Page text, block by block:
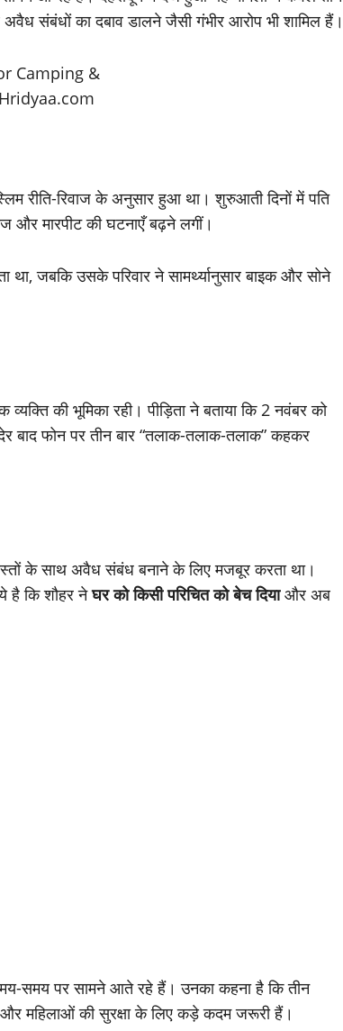
संबंधों का दबाव डालने जैसी गंभीर आरोप भी शामिल हैं।
रीति-रिवाज के अनुसार हुआ था। शुरुआती दिनों में पति
और मारपीट की घटनाएँ बढ़ने लगीं।
था, जबकि उसके परिवार ने सामर्थ्यानुसार बाइक और सोने
की भूमिका रही। पीड़िता ने बताया कि 2 नवंबर को
फोन पर तीन बार “तलाक-तलाक-तलाक” कहकर
के साथ अवैध संबंध बनाने के लिए मजबूर करता था।
है कि शौहर नेघर को किसी परिचित को बेच दियाऔर अब
समय पर सामने आते रहे हैं। उनका कहना है कि तीन
महिलाओं की सुरक्षा के लिए कड़े कदम जरूरी हैं।